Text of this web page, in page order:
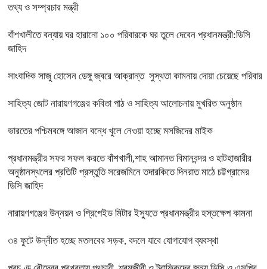
তথ্য ও সম্প্রচার মন্ত্রী
বাঁশখালীতে বন্যায় ঘর হারানো ১০০ পরিবারকে ঘর তুলে দেবেন প্রধানমন্ত্রী:ডিসি
জাহিদ
সাংবাদিক সাজু হোসেন ডেঙ্গু জ্বরে আক্রান্ত সুস্থতা কামনায় দোয়া চেয়েছে পরিবার
সাহিত্য জোট নারায়ণগঞ্জের কবিতা পাঠ ও সাহিত্য আলোচনায় মুখরিত অনুষ্ঠান
ভারতের পশ্চিমবঙ্গে আজান বন্ধে খুলে নেওয়া হচ্ছে মসজিদের মাইক
প্রধানমন্ত্রীর সফর সফল করতে বাঁশখালী,শাহ আমানত বিমানবন্দর ও হাটহাজারীর
অনুষ্ঠানস্থলের প্রতিটি প্রস্তুতি সরেজমিনে তদারকিতে দিনরাত মাঠে চট্টগ্রামের
ডিসি জাহিদ
নারায়ণগঞ্জের উন্নয়ন ও প্রিপেইড মিটার ইস্যুতে প্রধানমন্ত্রীর হস্তক্ষেপ কামনা
৩৪ ফুটে উন্নীত হচ্ছে মতলবের সড়ক, বদলে যাবে যোগাযোগ ব্যবস্থা